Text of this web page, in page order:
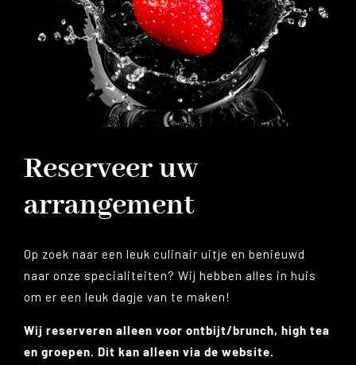
Reserveer uw
arrangement
Op zoek naar een leuk culinair uitje en benieuwd
naar onze specialiteiten? Wij hebben alles in huis
om er een leuk dagje van te maken!
Wij reserveren alleen voor ontbijt/brunch, high tea
en groepen. Dit kan alleen via de website.